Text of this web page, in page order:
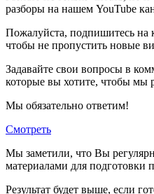
разборы на нашем YouTube
Пожалуйста, подпишитесь на
чтобы не пропустить новые
Задавайте свои вопросы в
которые вы хотите, чтобы мы
Мы обязательно ответим!
Смотреть
Мы заметили, что Вы
материалами для подготовки
Результат будет выше, если